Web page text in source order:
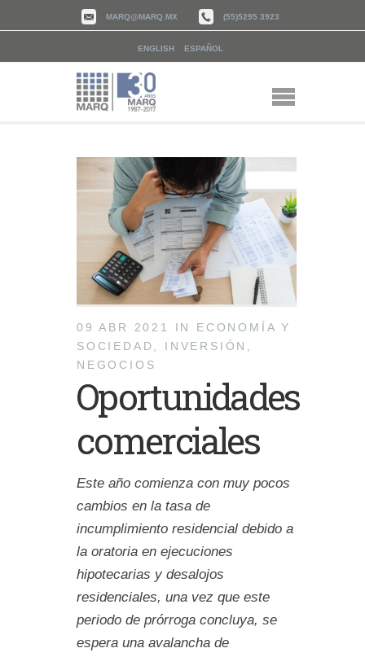
MARQ@MARQ.MX (55)5295 3923
ENGLISH ESPAÑOL
09 ABR 2021 IN
ECONOMÍA Y
SOCIEDAD, INVERSIÓN ,
NEGOCIOS
Oportunidades
comerciales
Este año comienza con muy pocos
cambios en la tasa de
incumplimiento residencial debido a
la oratoria en ejecuciones
hipotecarias y desalojos
residenciales, una vez que este
periodo de prórroga concluya, se
espera una avalancha de